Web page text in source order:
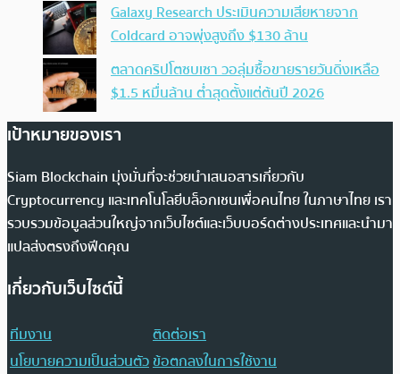
Galaxy Research ประเมินความเสียหายจาก
Coldcard อาจพุ่งสูงถึง $130 ล้าน
ตลาดคริปโตซบเซา วอลุ่มซื้อขายรายวันดิ่งเหลือ
$1.5 หมื่นล้าน ต่ำสุดตั้งแต่ต้นปี 2026
เป้าหมายของเรา
Siam Blockchain มุ่งมั่นที่จะช่วยนำเสนอสารเกี่ยวกับ
Cryptocurrency และเทคโนโลยีบล็อกเชนเพื่อคนไทย ในภาษาไทย เรา
รวบรวมข้อมูลส่วนใหญ่จากเว็บไซต์และเว็บบอร์ดต่างประเทศและนำมา
แปลส่งตรงถึงฟีดคุณ
เกี่ยวกับเว็บไซต์นี้
ทีมงาน
ติดต่อเรา
นโยบายความเป็นส่วนตัวข้อตกลงในการใช้งาน